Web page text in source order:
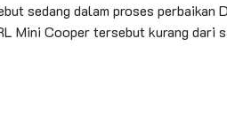
sedang dalam proses perbaikan
Mini Cooper tersebut kurang dari